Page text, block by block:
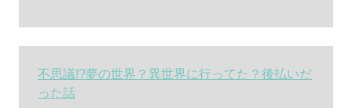
不思議!?夢の世界？異世界に行ってた？後払いだ
った話